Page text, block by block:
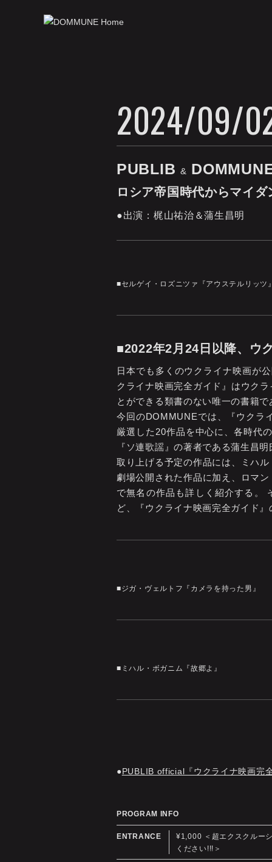
2024/09/
PUBLIB &
ロシア帝国時代からマイ
●出演：梶山祐治＆蒲生昌明
■セルゲイ・ロズニツァ『アウステルリッツ』
■2022年2月24日以降、ウ
日本でも多くのウクライナ映画が
クライナ映画完全ガイド』はウク
とができる類書のない唯一の書籍で
今回のDOMMUNEでは、『ウクラ
厳選した20作品を中心に、各時代
『ソ連歌謡』の著者である蒲生昌明
取り上げる予定の作品には、ミハ
劇場公開された作品に加え、ロマ
で無名の作品も詳しく紹介する。
ど、『ウクライナ映画完全ガイド
■ジガ・ヴェルトフ『カメラを持った男』
■ミハル・ボガニム『故郷よ』
PUBLIB official『ウクライナ映画完全
PROGRAM INFO
ENTRANCE ¥1,000 ＜超エクスクルー
ください!!!＞